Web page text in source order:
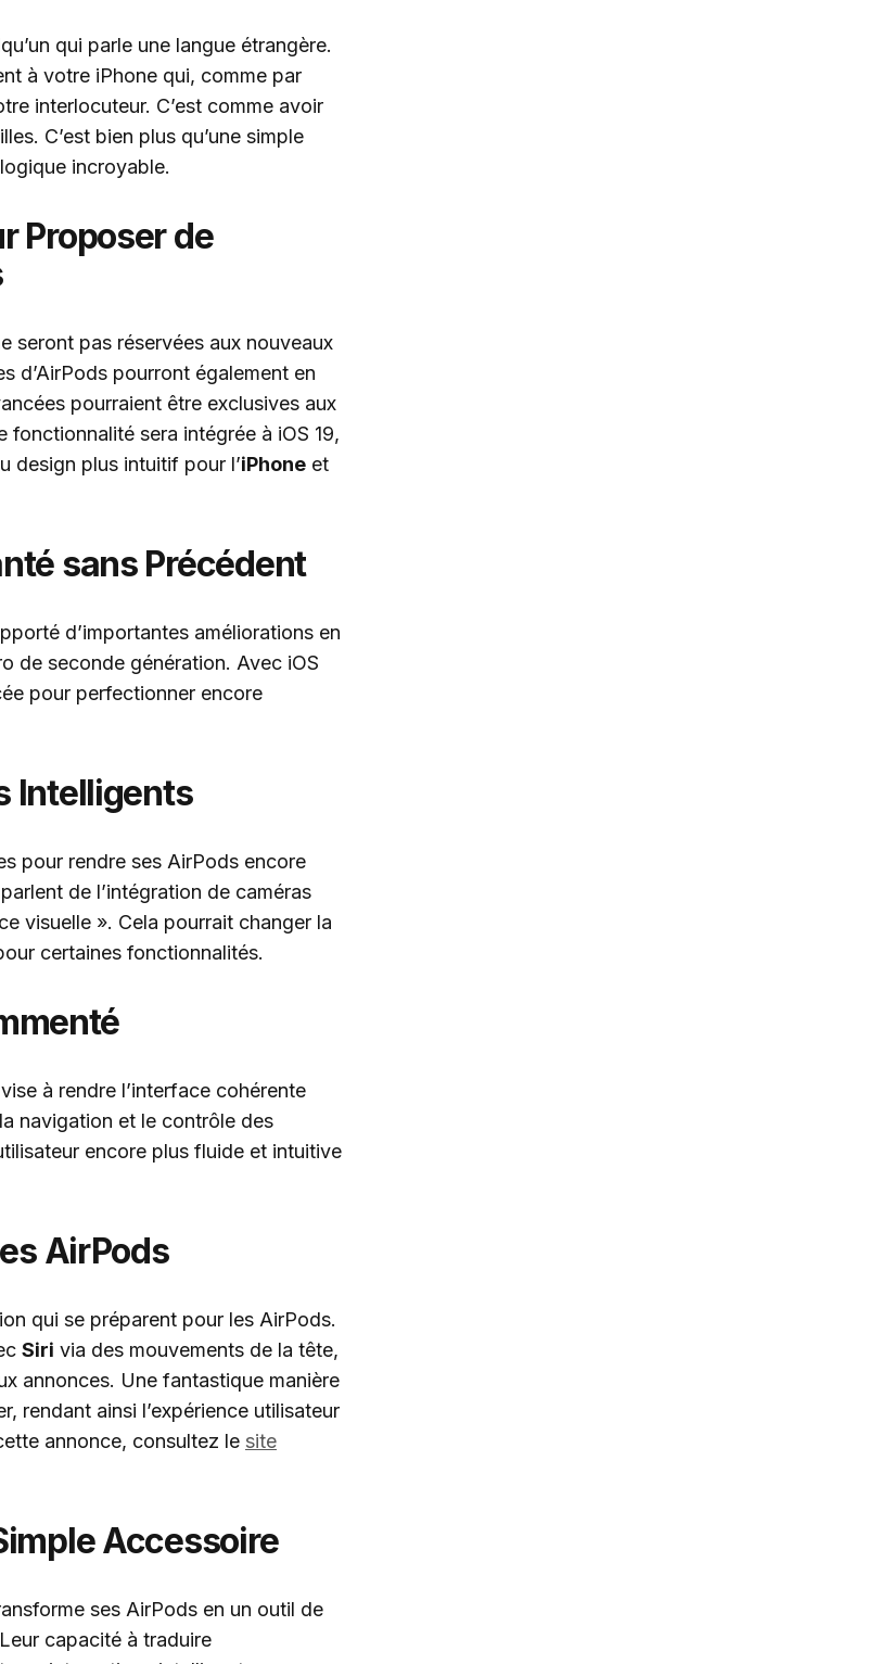
qui parle une langue étrangère.
à votre iPhone qui, comme par
interlocuteur. C’est comme avoir
C’est bien plus qu’une simple
incroyable.
Proposer de
seront pas réservées aux nouveaux
d’AirPods pourront également en
pourraient être exclusives aux
fonctionnalité sera intégrée à iOS 19,
design plus intuitif pour l’iPhone et
sans Précédent
d’importantes améliorations en
de seconde génération. Avec iOS
pour perfectionner encore
Intelligents
pour rendre ses AirPods encore
de l’intégration de caméras
visuelle ». Cela pourrait changer la
certaines fonctionnalités.
vise à rendre l’interface cohérente
navigation et le contrôle des
encore plus fluide et intuitive
AirPods
qui se préparent pour les AirPods.
Siri via des mouvements de la tête,
annonces. Une fantastique manière
rendant ainsi l’expérience utilisateur
annonce, consultez le site
Accessoire
ses AirPods en un outil de
capacité à traduire